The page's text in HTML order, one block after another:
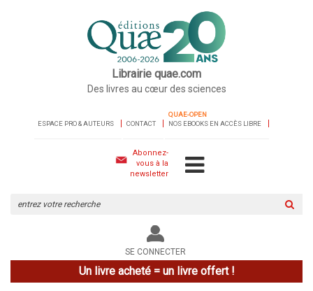
Librairie quae.com
Des livres au cœur des sciences
ESPACE PRO & AUTEURS CONTACT
QUAE-OPEN
NOS EBOOKS EN ACCÈS LIBRE
Abonnez-
vous à la
newsletter
le
site
SE CONNECTER
Un livre acheté = un livre offert !